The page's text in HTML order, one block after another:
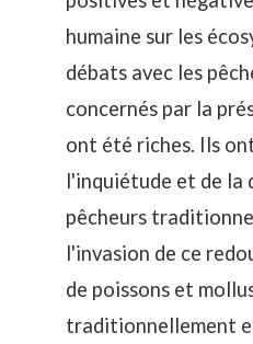
humaine sur les
débats avec les
concernés par la
ont été riches. Ils
l'inquiétude et de
pêcheurs
l'invasion de ce
de poissons et
traditionnellement